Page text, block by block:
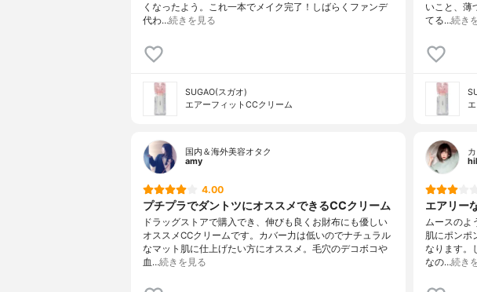
くなったよう。これ一本でメイク完了！しばらくファンデ
代わ…続きを見る
SUGAO(スガオ)
エアーフィットCCクリーム
いこと、薄
てる…続き
国内＆海外美容オタク
amy
4.00
プチプラでダントツにオススメできるCCクリーム
ドラッグストアで購入でき、伸びも良くお財布にも優しい
オススメCCクリームです。カバー力は低いのでナチュラル
なマット肌に仕上げたい方にオススメ。毛穴のデコボコや
血…続きを見る
エアリー
ムースのよ
肌にポンポ
なります。
なの…続き